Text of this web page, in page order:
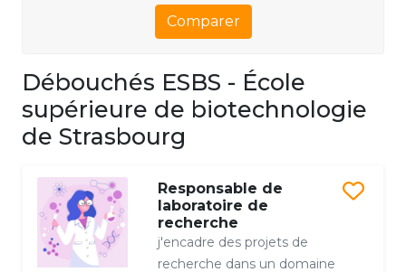
Comparer
Débouchés ESBS - École
supérieure de biotechnologie
de Strasbourg
Responsable de
laboratoire de
recherche
j'encadre des projets de
recherche dans un domaine